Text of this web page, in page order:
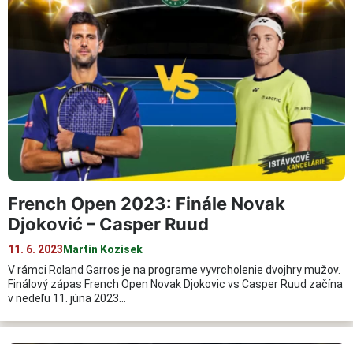
French Open 2023: Finále Novak
Djoković – Casper Ruud
11. 6. 2023 Martin Kozisek
V rámci Roland Garros je na programe vyvrcholenie dvojhry mužov.
Finálový zápas French Open Novak Djokovic vs Casper Ruud začína
v nedeľu 11. júna 2023…